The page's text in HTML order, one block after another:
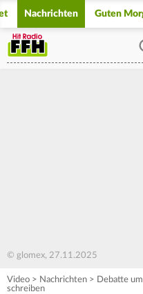
Nachrichten Guten
© glomex, 27.11.2025
Video > Nachrichten > Debatte
schreiben